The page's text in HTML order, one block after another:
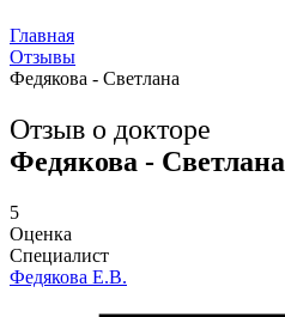
Главная
Отзывы
Федякова - Светлана
Отзыв о докторе
Федякова - Светлана
5
Оценка
Специалист
Федякова Е.В.